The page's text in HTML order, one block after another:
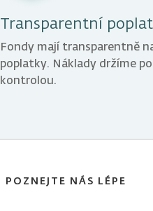
Transparentní
Fondy mají transparentně
poplatky. Náklady držíme
kontrolou.
POZNEJTE NÁS LÉPE